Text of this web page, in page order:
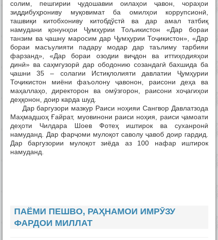
солим, пешгирии ҷудошавии оилаҳои ҷавон, чораҳои
зиддибуҳрониву муқовимат ба омилҳои коррупсионӣ,
ташвиқи китобхониву китобдўстӣ ва дар амал татбиқ
намудани қонунҳои Ҷумҳурии Тољикистон «Дар бораи
танзим ва ҷашну маросим дар Ҷумҳурии Тоҷикистон», «Дар
бораи масъулияти падару модар дар таълиму тарбияи
фарзанд», «Дар бораи озодии виҷдон ва иттиҳодияҳои
динӣ» ва саҳмгузорӣ дар ободонию созандагӣ бахшида ба
ҷашни 35 – солагии Истиқлолияти давлатии Ҷумҳурии
Тоҷикистон миёни фаъолону ҷавонон, раисони деҳа ва
маҳаллаҳо, директорон ва омӯзгорон, раисони хоҷагиҳои
деҳқонон, доир карда шуд.
Дар баргузори мазкур Раиси ноҳияи Сангвор Давлатзода
Маҳмадшоҳ Ғайрат, муовинони раиси ноҳия, раиси ҷамоати
деҳоти Чилдара Шоев Фотеҳ иштирок ва суханронӣ
намуданд. Дар фарҷоми мулоқот саволу ҷавоб доир гардид.
Дар баргузории мулоқот зиёда аз 100 нафар иштирок
намуданд.
ПАЁМИ ПЕШВО, РАҲНАМОИ ИМРӮЗУ
ФАРДОИ МИЛЛАТ